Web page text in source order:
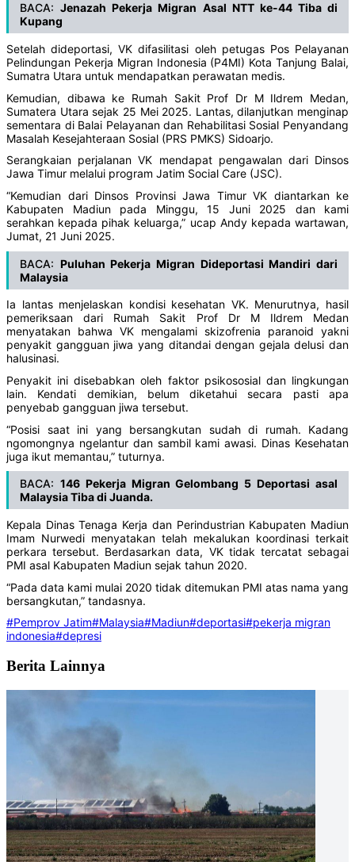
BACA:Jenazah Pekerja Migran Asal NTT ke-44 Tiba di
Kupang
Setelah dideportasi, VK difasilitasi oleh petugas Pos Pelayanan
Pelindungan Pekerja Migran Indonesia (P4MI) Kota Tanjung Balai,
Sumatra Utara untuk mendapatkan perawatan medis.
Kemudian, dibawa ke Rumah Sakit Prof Dr M Ildrem Medan,
Sumatera Utara sejak 25 Mei 2025. Lantas, dilanjutkan menginap
sementara di Balai Pelayanan dan Rehabilitasi Sosial Penyandang
Masalah Kesejahteraan Sosial (PRS PMKS) Sidoarjo.
Serangkaian perjalanan VK mendapat pengawalan dari Dinsos
Jawa Timur melalui program Jatim Social Care (JSC).
“Kemudian dari Dinsos Provinsi Jawa Timur VK diantarkan ke
Kabupaten Madiun pada Minggu, 15 Juni 2025 dan kami
serahkan kepada pihak keluarga,” ucap Andy kepada wartawan,
Jumat, 21 Juni 2025.
BACA: Puluhan Pekerja Migran Dideportasi Mandiri dari
Malaysia
Ia lantas menjelaskan kondisi kesehatan VK. Menurutnya, hasil
pemeriksaan dari Rumah Sakit Prof Dr M Ildrem Medan
menyatakan bahwa VK mengalami skizofrenia paranoid yakni
penyakit gangguan jiwa yang ditandai dengan gejala delusi dan
halusinasi.
Penyakit ini disebabkan oleh faktor psikososial dan lingkungan
lain. Kendati demikian, belum diketahui secara pasti apa
penyebab gangguan jiwa tersebut.
“Posisi saat ini yang bersangkutan sudah di rumah. Kadang
ngomongnya ngelantur dan sambil kami awasi. Dinas Kesehatan
juga ikut memantau,” tuturnya.
BACA: 146 Pekerja Migran Gelombang 5 Deportasi asal
Malaysia Tiba di Juanda.
Kepala Dinas Tenaga Kerja dan Perindustrian Kabupaten Madiun
Imam Nurwedi menyatakan telah mekalukan koordinasi terkait
perkara tersebut. Berdasarkan data, VK tidak tercatat sebagai
PMI asal Kabupaten Madiun sejak tahun 2020.
“Pada data kami mulai 2020 tidak ditemukan PMI atas nama yang
bersangkutan,” tandasnya.
#Pemprov Jatim#Malaysia#Madiun#deportasi#pekerja migran
indonesia#depresi
Berita Lainnya